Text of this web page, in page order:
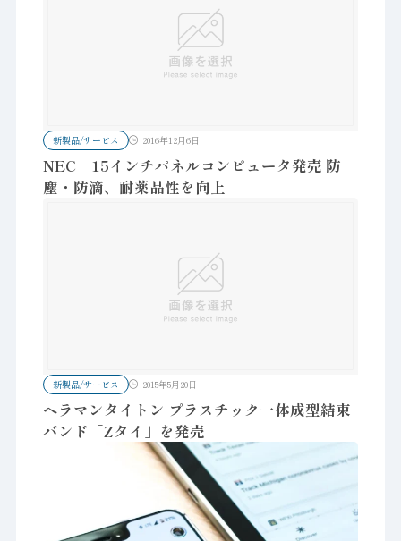
新製品/サービス 2016年12月6日
NEC 15インチパネルコンピュータ発売 防
塵・防滴、耐薬品性を向上
新製品/サービス 2015年5月20日
ヘラマンタイトン プラスチック一体成型結束
バンド「Zタイ」を発売